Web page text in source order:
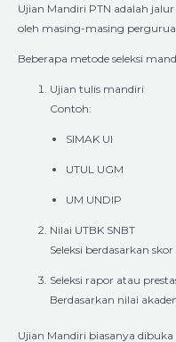
Ujian Mandiri PTN adalah
oleh masing-masing
Beberapa metode seleksi
Ujian tulis mandiri
Contoh:
SIMAK UI
UTUL UGM
UM UNDIP
Nilai UTBK SNBT
Seleksi berdasarkan
Seleksi rapor atau
Berdasarkan nilai
Ujian Mandiri biasanya